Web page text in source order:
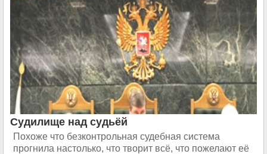
Судилище над судьёй
Похоже что безконтрольная судебная система
прогнила настолько, что творит всё, что пожелают её